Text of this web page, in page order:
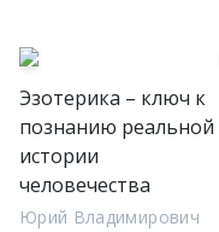
Эзотерика – ключ к
познанию реальной
истории
человечества
Юрий Владимирович